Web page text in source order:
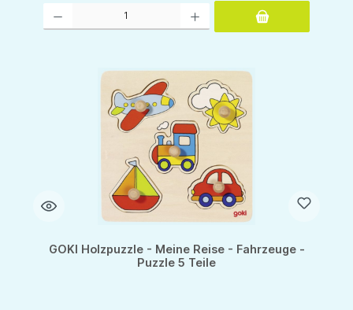
GOKI Holzpuzzle - Meine Reise - Fahrzeuge -
Puzzle 5 Teile